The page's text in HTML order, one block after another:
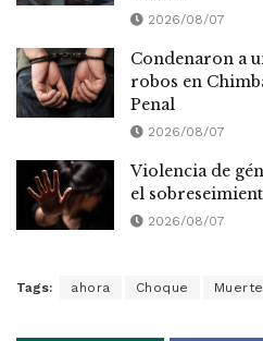
2026/08/07
Condenaron a
robos en
Penal
2026/08/07
Violencia de
el
2026/08/07
Tags: ahora Choque Muerte